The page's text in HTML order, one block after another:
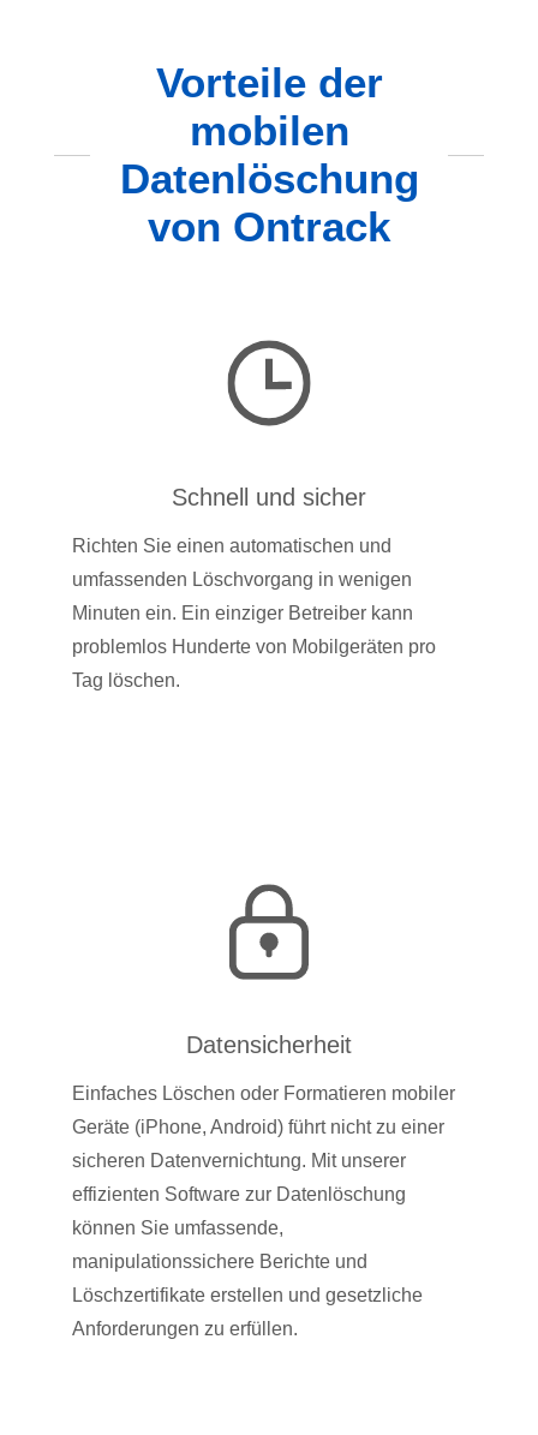
Vorteile der
mobilen
Datenlöschung
von Ontrack
Schnell und sicher
Richten Sie einen automatischen und
umfassenden Löschvorgang in wenigen
Minuten ein. Ein einziger Betreiber kann
problemlos Hunderte von Mobilgeräten pro
Tag löschen.
Datensicherheit
Einfaches Löschen oder Formatieren mobiler
Geräte (iPhone, Android) führt nicht zu einer
sicheren Datenvernichtung. Mit unserer
effizienten Software zur Datenlöschung
können Sie umfassende,
manipulationssichere Berichte und
Löschzertifikate erstellen und gesetzliche
Anforderungen zu erfüllen.